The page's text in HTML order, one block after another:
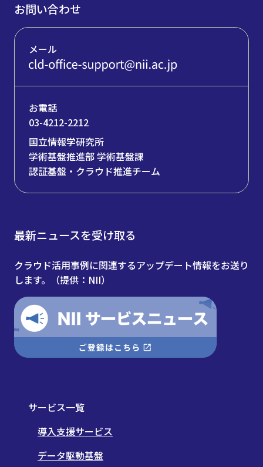
お問い合わせ
メール
お電話
03-4212-2212
国立情報学研究所
学術基盤推進部 学術基盤課
認証基盤・クラウド推進チーム
最新ニュースを受け取る
クラウド活用事例に関連するアップデート情報をお送り
します。（提供：NII）
サービス一覧
導入支援サービス
データ駆動基盤